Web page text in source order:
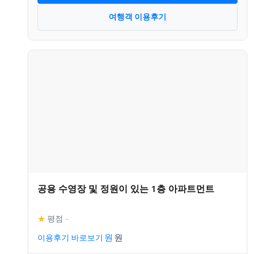
여행객 이용후기
공용 수영장 및 정원이 있는 1층 아파트먼트
★ 평점 –
이용후기 바로보기